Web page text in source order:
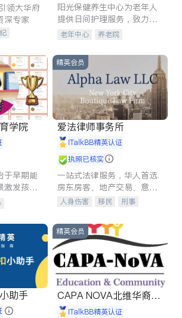
领大华府
深专家
建商
阳光保健养生中心为老年人
提供日间护理服务，致力于
通过持续的护理创新来有效
老年中心 养老院
学院
于早期能
激发孩子
理念：
功的基
精英会员
爱法律师事务所
iTalkBB精英认证
执照已核实
一站式法律服务，华人首选.
房东房客、地产交易、意外
伤害、车祸重伤、商业诉
建筑合同、刑事案件全包办
人身伤害 移民
刑事
信托/遗嘱
商业
索赔
律师-其它 保释
助手
精英会员
CAPA NOVA北维华裔家
长会iTalkBB精英认证